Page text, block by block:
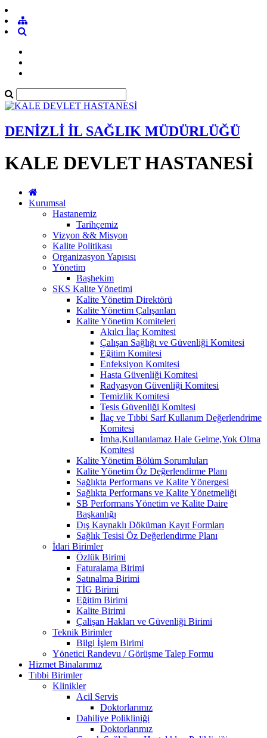
DENİZLİ İL SAĞLIK MÜDÜRLÜĞÜ
KALE DEVLET HASTANESİ
Kurumsal
Hastanemiz
Tarihçemiz
Vizyon && Misyon
Kalite Politikası
Organizasyon Yapısısı
Yönetim
Başhekim
SKS Kalite Yönetimi
Kalite Yönetim Direktörü
Kalite Yönetim Çalışanları
Kalite Yönetim Komiteleri
Akılcı İlaç Komitesi
Çalışan Sağlığı ve Güvenliği Komitesi
Eğitim Komitesi
Enfeksiyon Komitesi
Hasta Güvenliği Komitesi
Radyasyon Güvenliği Komitesi
Temizlik Komitesi
Tesis Güvenliği Komitesi
İlaç ve Tıbbi Sarf Kullanım Değerlendrime
Komitesi
İmha,Kullanılamaz Hale Gelme,Yok Olma
Komitesi
Kalite Yönetim Bölüm Sorumluları
Kalite Yönetim Öz Değerlendirme Planı
Sağlıkta Performans ve Kalite Yönergesi
Sağlıkta Performans ve Kalite Yönetmeliği
SB Performans Yönetim ve Kalite Daire
Başkanlığı
Dış Kaynaklı Döküman Kayıt Formları
Sağlık Tesisi Öz Değerlendirme Planı
İdari Birimler
Özlük Birimi
Faturalama Birimi
Satınalma Birimi
TİG Birimi
Eğitim Birimi
Kalite Birimi
Çalişan Hakları ve Güvenliği Birimi
Teknik Birimler
Bilgi İşlem Birimi
Yönetici Randevu / Görüşme Talep Formu
Hizmet Binalarımız
Tıbbi Birimler
Klinikler
Acil Servis
Doktorlarımız
Dahiliye Polikliniği
Doktorlarımız